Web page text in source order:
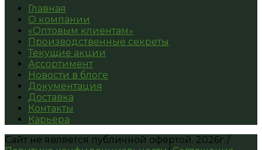
Главная
О компании
«Оптовым клиентам»
Производственные секреты
Текущие акции
Ассортимент
Новости в блоге
Документация
Доставка
Контакты
Карьера
Сайт не является публичной офертой. 2026г./